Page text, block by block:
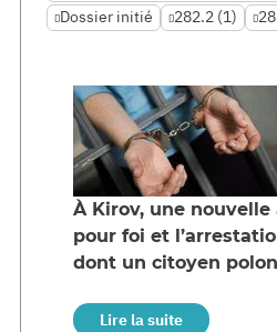
Dossier initié
282.2 (1)
À Kirov, une
pour foi et
dont un citoyen
Lire la suite